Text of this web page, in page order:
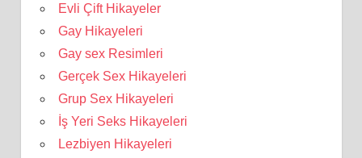
Evli Çift Hikayeler
Gay Hikayeleri
Gay sex Resimleri
Gerçek Sex Hikayeleri
Grup Sex Hikayeleri
İş Yeri Seks Hikayeleri
Lezbiyen Hikayeleri